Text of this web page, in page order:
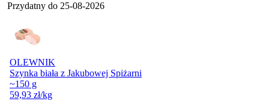
Przydatny do 25-08-2026
OLEWNIK
Szynka biała z Jakubowej Spiżarni
~150 g
59,93 zł/kg